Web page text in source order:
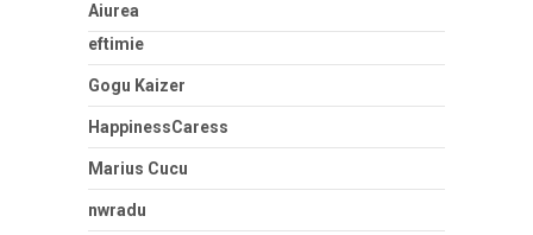
Aiurea
eftimie
Gogu Kaizer
HappinessCaress
Marius Cucu
nwradu